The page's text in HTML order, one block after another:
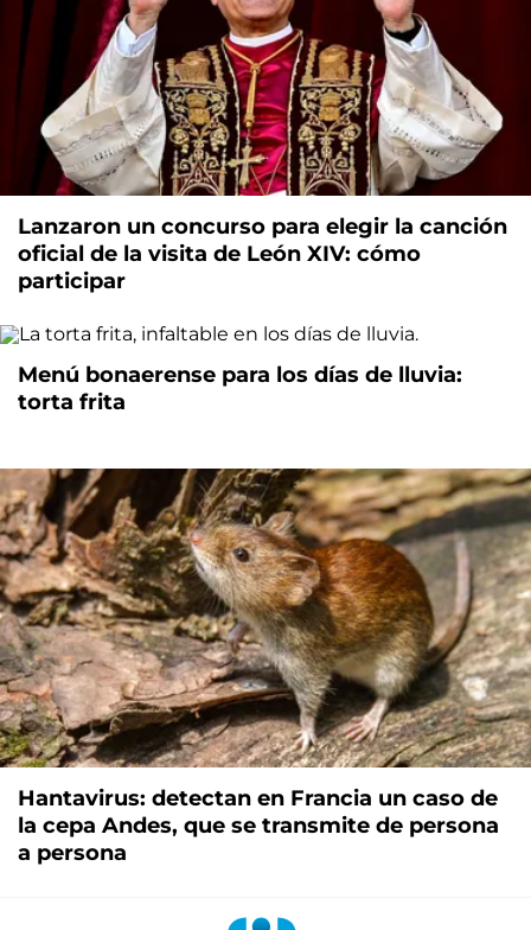
Lanzaron un concurso para elegir la canción
oficial de la visita de León XIV: cómo
participar
Menú bonaerense para los días de lluvia:
torta frita
Hantavirus: detectan en Francia un caso de
la cepa Andes, que se transmite de persona
a persona